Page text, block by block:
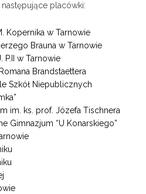
placówki:
Kopernika w Tarnowie
Brauna w Tarnowie
P.II w Tarnowie
Brandstaettera
Szkół Niepublicznych
im. ks. prof. Józefa Tischnera
Gimnazjum “U Konarskiego”